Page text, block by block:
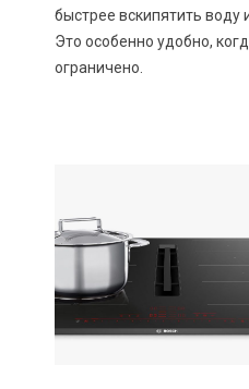
быстрее вскипятить воду
Это особенно удобно,
ограничено.